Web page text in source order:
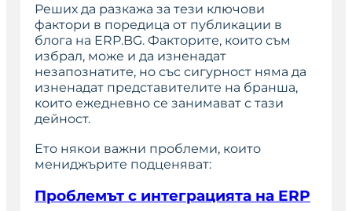
Реших да разкажа за тези ключови
фактори в поредица от публикации в
блога на ERP.BG. Факторите, които съм
избрал, може и да изненадат
незапознатите, но със сигурност няма да
изненадат представителите на бранша,
които ежедневно се занимават с тази
дейност.
Ето някои важни проблеми, които
мениджърите подценяват:
Проблемът с интеграцията на ERP